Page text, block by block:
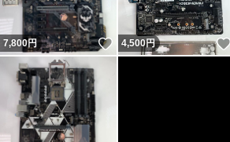
7,800円 いいね！
4,500円